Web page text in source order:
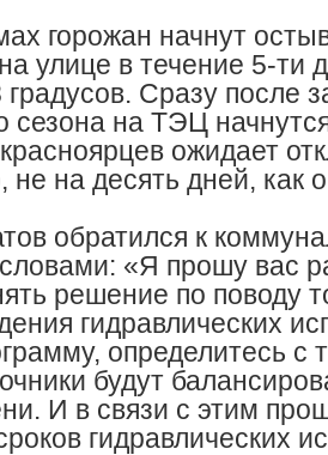
горожан начнут
улице в течение 5-ти
градусов. Сразу после
сезона на ТЭЦ
ожидает
не на десять дней, как
обратился к
«Я прошу вас
решение по поводу
гидравлических
определитесь с
будут
И в связи с этим
гидравлических